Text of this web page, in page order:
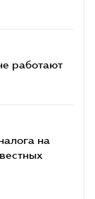
работают
на